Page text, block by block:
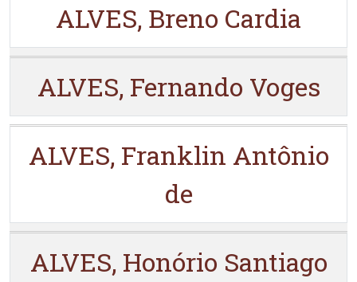
ALVES, Breno Cardia
ALVES, Fernando Voges
ALVES, Franklin Antônio
de
ALVES, Honório Santiago